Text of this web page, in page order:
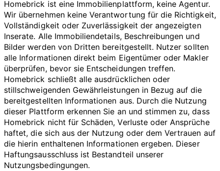
Homebrick ist eine Immobilienplattform, keine Agentur.
Wir übernehmen keine Verantwortung für die Richtigkeit,
Vollständigkeit oder Zuverlässigkeit der angezeigten
Inserate. Alle Immobiliendetails, Beschreibungen und
Bilder werden von Dritten bereitgestellt. Nutzer sollten
alle Informationen direkt beim Eigentümer oder Makler
überprüfen, bevor sie Entscheidungen treffen.
Homebrick schließt alle ausdrücklichen oder
stillschweigenden Gewährleistungen in Bezug auf die
bereitgestellten Informationen aus. Durch die Nutzung
dieser Plattform erkennen Sie an und stimmen zu, dass
Homebrick nicht für Schäden, Verluste oder Ansprüche
haftet, die sich aus der Nutzung oder dem Vertrauen auf
die hierin enthaltenen Informationen ergeben. Dieser
Haftungsausschluss ist Bestandteil unserer
Nutzungsbedingungen.